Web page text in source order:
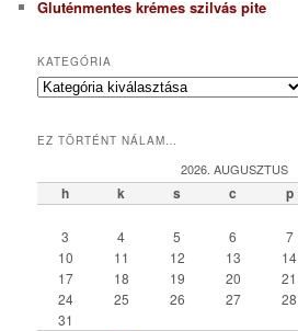
Gluténmentes krémes szilvás pite
KATEGÓRIA
K
e
r
EZ TÖRTÉNT NÁLAM…
2026. AUGUSZTUS
h k s c p
3
4 5 6 7
10
11 12 13 14
17
18 19 20 21
24
25 26 27 28
31